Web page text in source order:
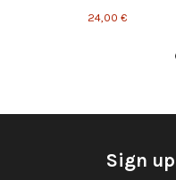
24,00 €
Sign